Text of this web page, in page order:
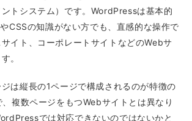
トシステム）です。WordPressは基本的
CSSの知識がない方でも、直感的な操作で
イト、コーポレートサイトなどのWebサ
。
は縦長の1ページで構成されるのが特徴の
複数ページをもつWebサイトとは異なり
では対応できないのではないかと